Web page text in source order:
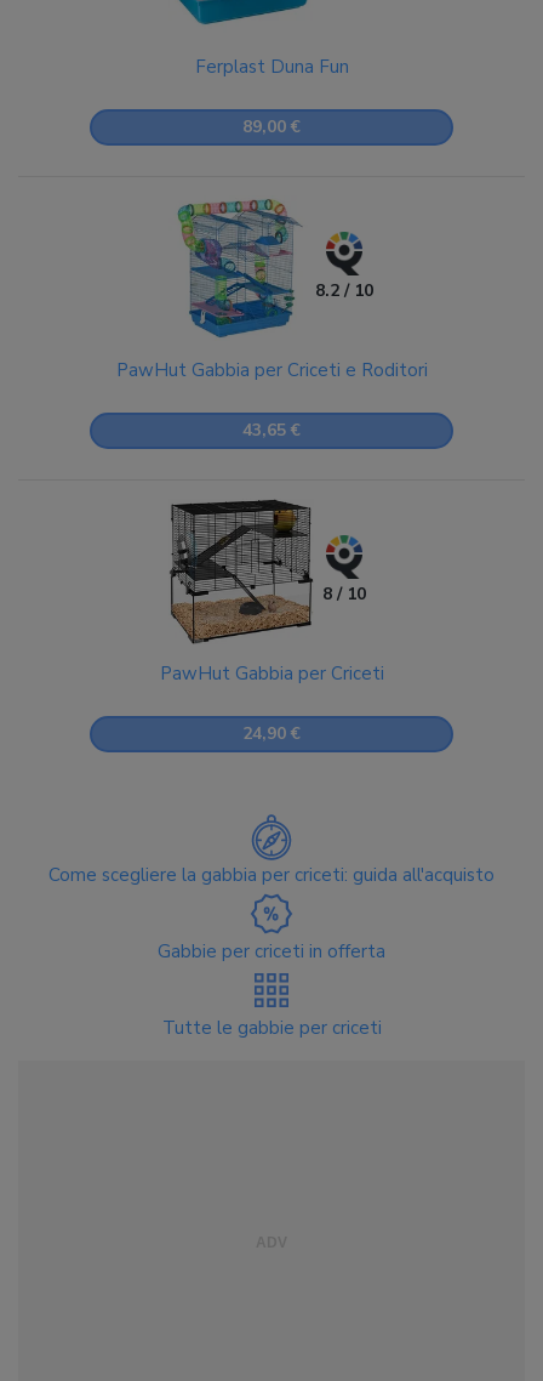
Ferplast Duna Fun
89,00 €
8.2 / 10
PawHut Gabbia per Criceti e Roditori
43,65 €
8 / 10
PawHut Gabbia per Criceti
24,90 €
Come scegliere la gabbia per criceti: guida all'acquisto
Gabbie per criceti in offerta
Tutte le gabbie per criceti